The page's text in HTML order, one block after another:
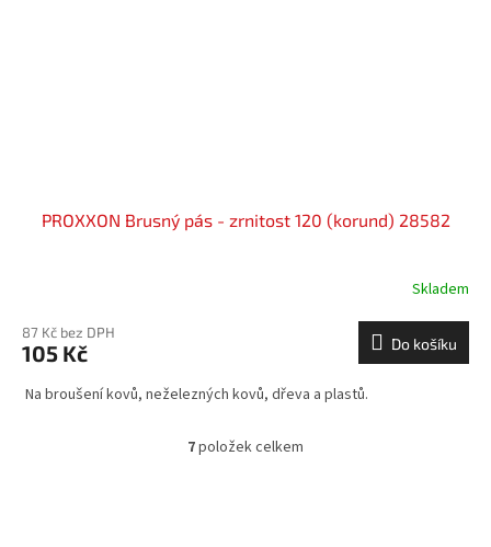
PROXXON Brusný pás - zrnitost 120 (korund) 28582
Skladem
87 Kč bez DPH
105 Kč Do košíku
Na broušení kovů, neželezných kovů, dřeva a plastů.
O
7položek celkem